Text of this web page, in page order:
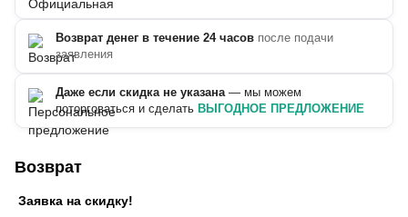
Возврат денег в течение 24 часов после подачи
заявления
Даже если скидка не указана — мы можем
поторговаться и сделать ВЫГОДНОЕ ПРЕДЛОЖЕНИЕ
Возврат
Заявка на скидку!